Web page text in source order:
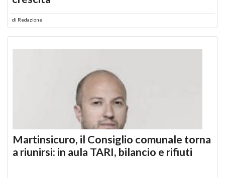
di Redazione
Martinsicuro, il Consiglio comunale torna
a riunirsi: in aula TARI, bilancio e rifiuti